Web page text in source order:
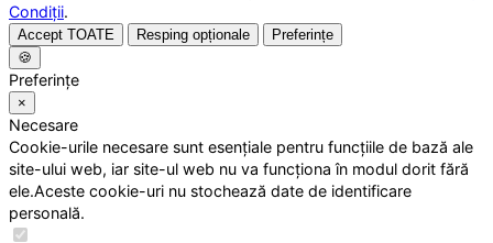
Condiții.
Accept TOATE Resping opționale
Preferințe
🍪
Preferințe
×
Necesare
Cookie-urile necesare sunt esențiale pentru funcțiile de bază ale
site-ului web, iar site-ul web nu va funcționa în modul dorit fără
ele.Aceste cookie-uri nu stochează date de identificare
personală.